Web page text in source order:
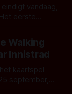
vandaag,
eerste
En vanaf
The
Walking
Innistrad
kaartspel
september,